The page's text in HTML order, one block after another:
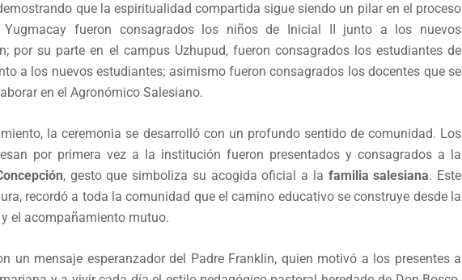
que la espiritualidad compartida sigue siendo un pilar en el proceso
fueron consagrados los niños de Inicial II junto a los nuevos
por su parte en el campus Uzhupud, fueron consagrados los estudiantes de
a los nuevos estudiantes; asimismo fueron consagrados los docentes que se
en el Agronómico Salesiano.
la ceremonia se desarrolló con un profundo sentido de comunidad. Los
por primera vez a la institución fueron presentados y consagrados a la
, gesto que simboliza su acogida oficial a la familia salesiana. Este
recordó a toda la comunidad que el camino educativo se construye desde la
el acompañamiento mutuo.
un mensaje esperanzador del Padre Franklin, quien motivó a los presentes a